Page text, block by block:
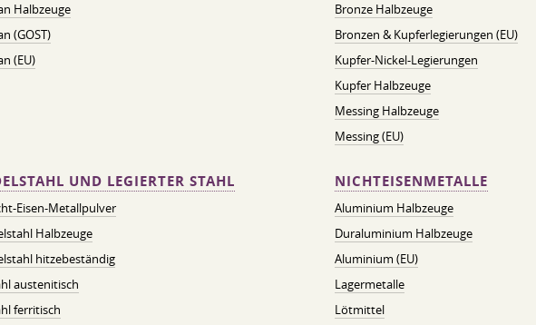
Halbzeuge
(GOST)
(EU)
Bronze Halbzeuge
Bronzen & Kupferlegierungen (EU)
Kupfer-Nickel-Legierungen
Kupfer Halbzeuge
Messing Halbzeuge
Messing (EU)
UND LEGIERTER STAHL
Eisen-Metallpulver
Halbzeuge
hitzebeständig
austenitisch
ferritisch
NICHTEISENMETALLE
Aluminium Halbzeuge
Duraluminium Halbzeuge
Aluminium (EU)
Lagermetalle
Lötmittel